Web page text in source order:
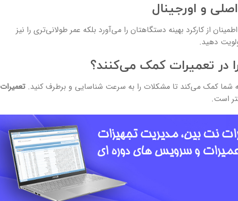
و اورجینال
اطمینان از کارکرد بهینه دستگاهتان را می‌آورد بلکه عمر طولانی‌تری را نیز
دهید.
در تعمیرات کمک می‌کنند؟
شما کمک می‌کند تا مشکلات را به سرعت شناسایی و برطرف کنید. تعمیرات
است.